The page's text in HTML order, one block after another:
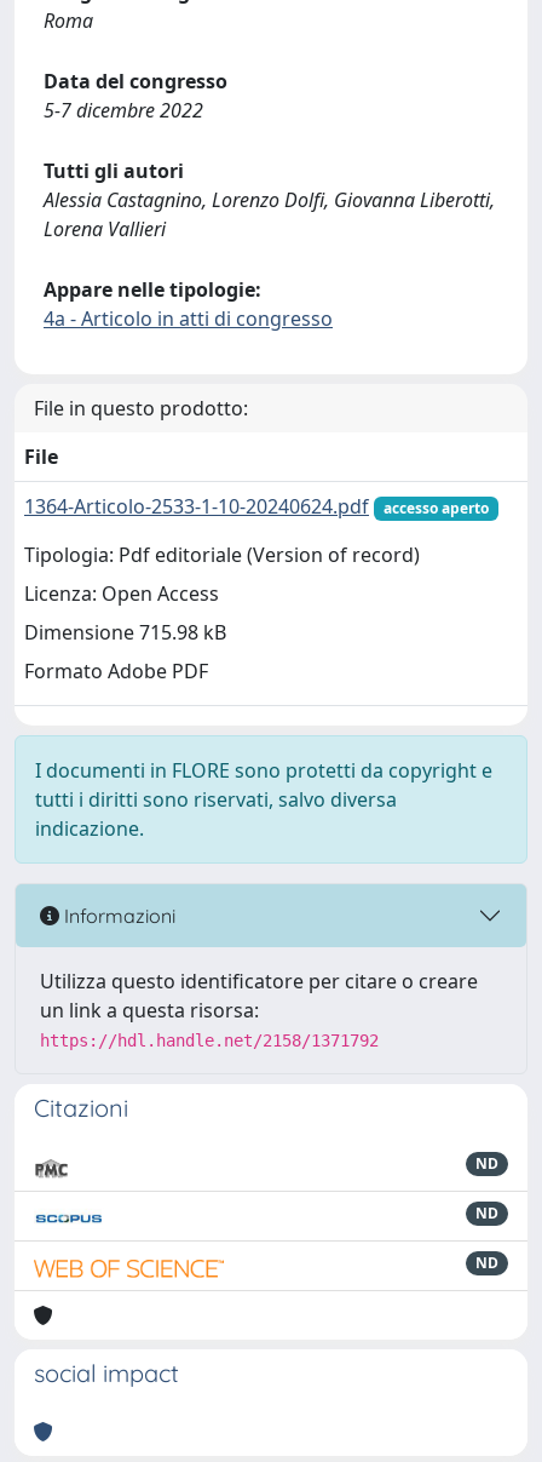
Roma
Data del congresso
5-7 dicembre 2022
Tutti gli autori
Alessia Castagnino, Lorenzo Dolfi, Giovanna Liberotti,
Lorena Vallieri
Appare nelle tipologie:
4a - Articolo in atti di congresso
File in questo prodotto:
File
1364-Articolo-2533-1-10-20240624.pdf
accesso aperto
Tipologia: Pdf editoriale (Version of record)
Licenza: Open Access
Dimensione 715.98 kB
Formato Adobe PDF
I documenti in FLORE sono protetti da copyright e
tutti i diritti sono riservati, salvo diversa
indicazione.
Informazioni
Utilizza questo identificatore per citare o creare
un link a questa risorsa:
https://hdl.handle.net/2158/1371792
Citazioni
ND
ND
ND
social impact